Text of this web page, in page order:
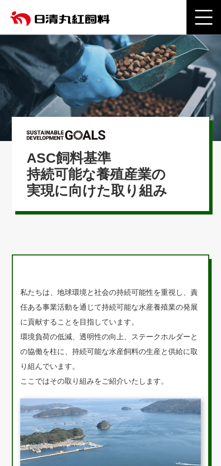
ASC飼料基準
持続可能な養殖産業の
実現に向けた取り組み
私たちは、地球環境と社会の持続可能性を重視し、責
任ある事業活動を通じて持続可能な水産養殖業の発展
に貢献することを目指しています。
環境負荷の低減、透明性の向上、ステークホルダーと
の協働を柱に、持続可能な水産飼料の生産と供給に取
り組んでいます。
ここではその取り組みをご紹介いたします。